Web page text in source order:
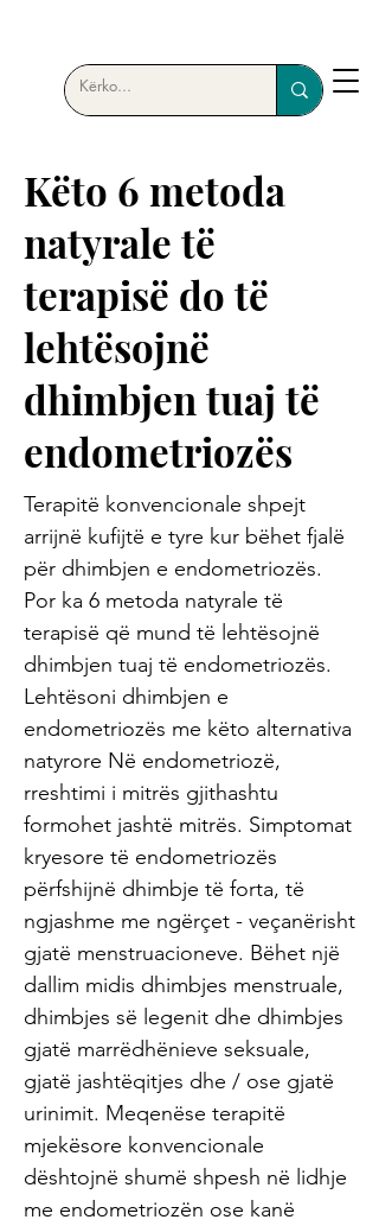
Këto 6 metoda
natyrale të
terapisë do të
lehtësojnë
dhimbjen tuaj të
endometriozës
Terapitë konvencionale shpejt
arrijnë kufijtë e tyre kur bëhet fjalë
për dhimbjen e endometriozës.
Por ka 6 metoda natyrale të
terapisë që mund të lehtësojnë
dhimbjen tuaj të endometriozës.
Lehtësoni dhimbjen e
endometriozës me këto alternativa
natyrore Në endometriozë,
rreshtimi i mitrës gjithashtu
formohet jashtë mitrës. Simptomat
kryesore të endometriozës
përfshijnë dhimbje të forta, të
ngjashme me ngërçet - veçanërisht
gjatë menstruacioneve. Bëhet një
dallim midis dhimbjes menstruale,
dhimbjes së legenit dhe dhimbjes
gjatë marrëdhënieve seksuale,
gjatë jashtëqitjes dhe / ose gjatë
urinimit. Meqenëse terapitë
mjekësore konvencionale
dështojnë shumë shpesh në lidhje
me endometriozën ose kanë